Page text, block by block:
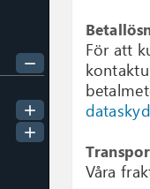
remove
add
add
För att
Våra